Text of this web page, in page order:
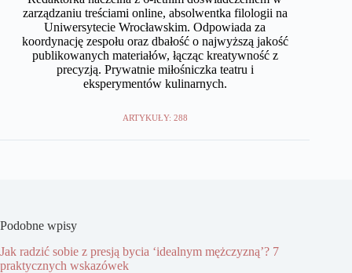
zarządzaniu treściami online, absolwentka filologii na
Uniwersytecie Wrocławskim. Odpowiada za
koordynację zespołu oraz dbałość o najwyższą jakość
publikowanych materiałów, łącząc kreatywność z
precyzją. Prywatnie miłośniczka teatru i
eksperymentów kulinarnych.
ARTYKUŁY: 288
Podobne wpisy
Jak radzić sobie z presją bycia ‘idealnym mężczyzną’? 7
praktycznych wskazówek